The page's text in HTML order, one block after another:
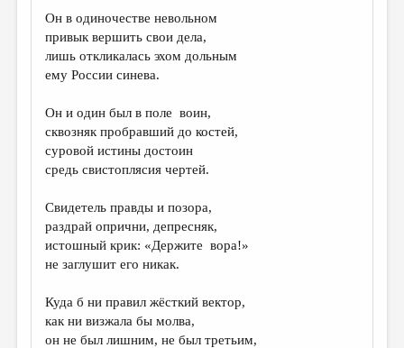
МАЛАЯ ПРОЗА
ЭССЕИСТИКА
КУЛЬТУРОВЕДЕНИЕ
ПУБЛИЦИСТИКА
ЦИКЛЫ ПУБЛИКАЦИЙ
ТРЕДИАКОВСКИЙ
ВКОНТАКТЕ
Он в одиночестве невольном
привык вершить свои дела,
лишь откликалась эхом дольным
ему России синева.
Он и один был в поле воин,
сквозняк пробравший до костей,
суровой истины достоин
средь свистоплясия чертей.
Свидетель правды и позора,
раздрай опрични, депресняк,
истошный крик: «Держите вора!»
не заглушит его никак.
Куда б ни правил жёсткий вектор,
как ни визжала бы молва,
он не был лишним, не был третьим,